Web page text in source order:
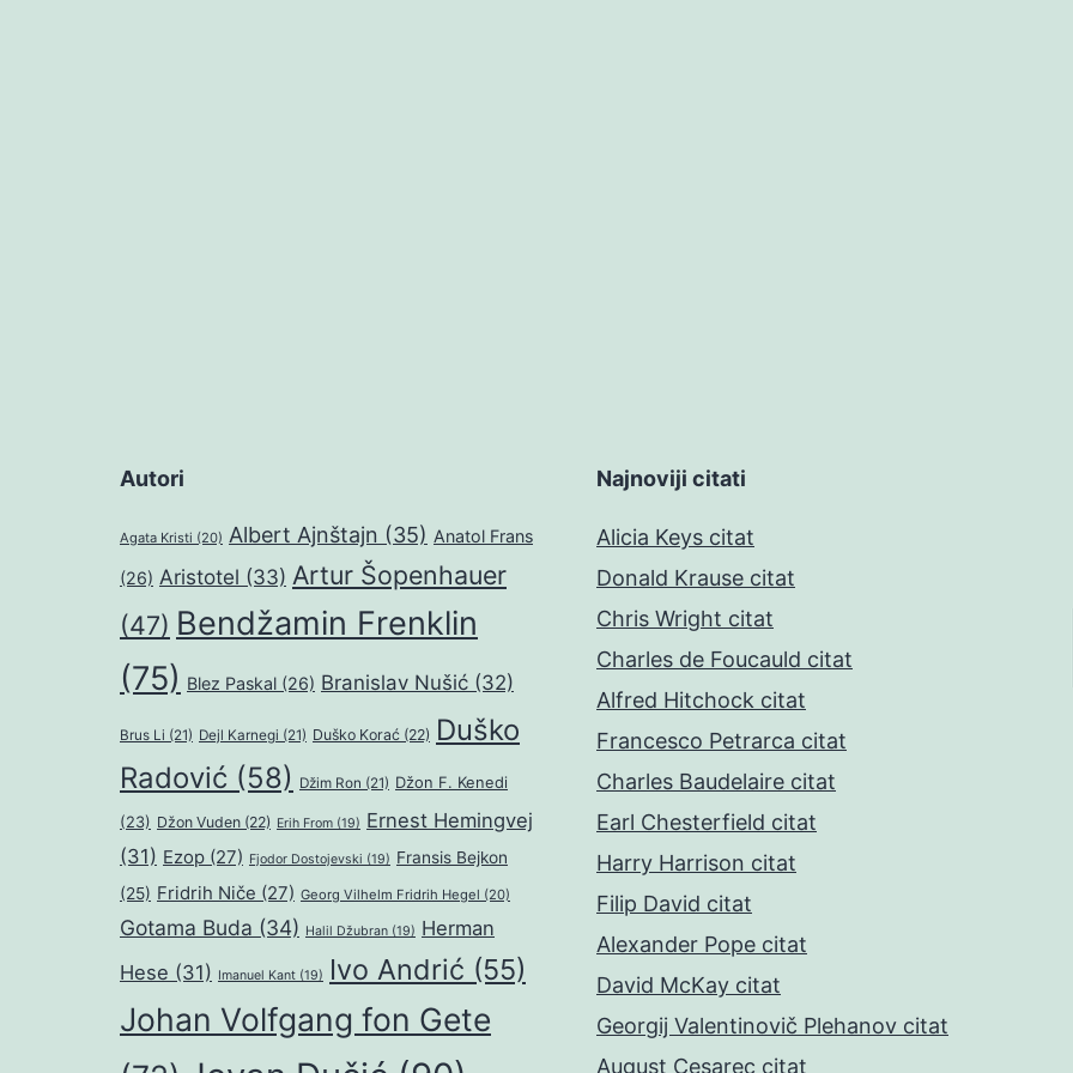
Autori
Agata Kristi (20) Albert Ajnštajn (35) Anatol Frans
(26) Aristotel (33) Artur Šopenhauer
(47) Bendžamin Frenklin
(75) Blez Paskal (26) Branislav Nušić (32)
Brus Li (21) Dejl Karnegi (21) Duško Korać (22) Duško
Radović (58) Džim Ron (21) Džon F. Kenedi
(23) Džon Vuden (22) Erih From (19) Ernest Hemingvej
(31) Ezop (27) Fjodor Dostojevski (19) Fransis Bejkon
(25) Fridrih Niče (27) Georg Vilhelm Fridrih Hegel (20)
Gotama Buda (34) Halil Džubran (19) Herman
Hese (31) Imanuel Kant (19) Ivo Andrić (55)
Johan Volfgang fon Gete
Najnoviji citati
Alicia Keys citat
Donald Krause citat
Chris Wright citat
Charles de Foucauld citat
Alfred Hitchock citat
Francesco Petrarca citat
Charles Baudelaire citat
Earl Chesterfield citat
Harry Harrison citat
Filip David citat
Alexander Pope citat
David McKay citat
Georgij Valentinovič Plehanov citat
August Cesarec citat